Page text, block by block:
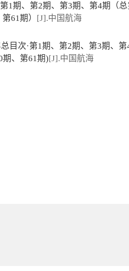
1期、第2期、第3期、第4期（
61期） [J].中国航海
目次·第1期、第2期、第3期、
期、第61期)[J].中国航海